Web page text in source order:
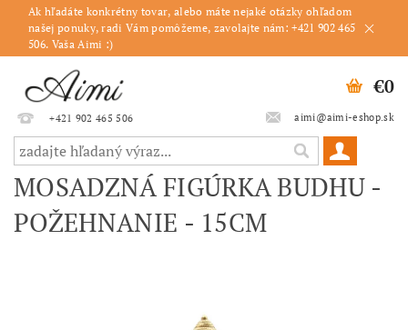
Ak hľadáte konkrétny tovar, alebo máte nejaké otázky ohľadom
našej ponuky, radi Vám pomôžeme, zavolajte nám: +421 902 465
506. Vaša Aimi :)
+421 902 465 506 aimi@aimi-eshop.sk
€0
MOSADZNÁ FIGÚRKA BUDHU -
POŽEHNANIE - 15CM